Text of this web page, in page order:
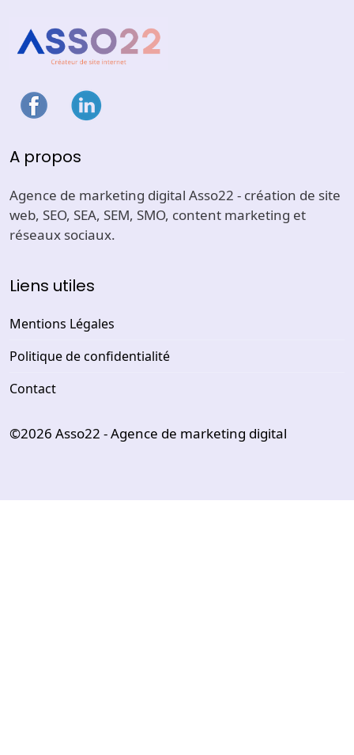
A propos
Agence de marketing digital Asso22 - création de site
web, SEO, SEA, SEM, SMO, content marketing et
réseaux sociaux.
Liens utiles
Mentions Légales
Politique de confidentialité
Contact
©2026 Asso22 - Agence de marketing digital